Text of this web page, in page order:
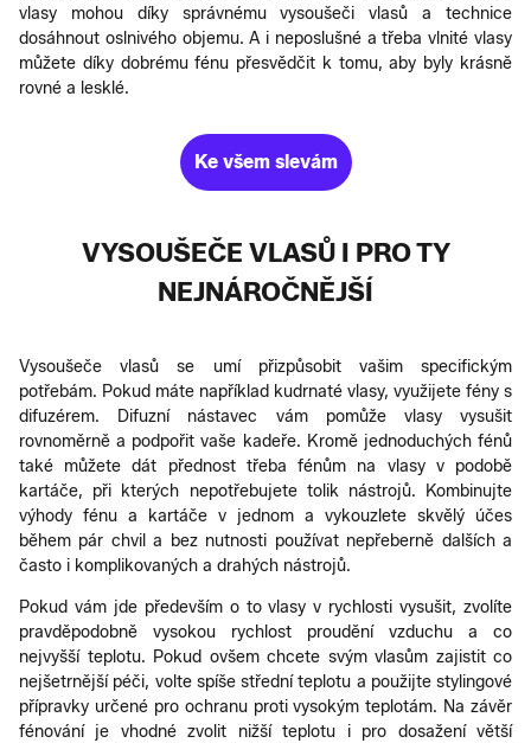
vlasy mohou díky správnému vysoušeči vlasů a technice
dosáhnout oslnivého objemu. A i neposlušné a třeba vlnité vlasy
můžete díky dobrému fénu přesvědčit k tomu, aby byly krásně
rovné a lesklé.
Ke všem slevám
VYSOUŠEČE VLASŮ I PRO TY
NEJNÁROČNĚJŠÍ
Vysoušeče vlasů se umí přizpůsobit vašim specifickým
potřebám. Pokud máte například kudrnaté vlasy, využijete fény s
difuzérem. Difuzní nástavec vám pomůže vlasy vysušit
rovnoměrně a podpořit vaše kadeře. Kromě jednoduchých fénů
také můžete dát přednost třeba fénům na vlasy v podobě
kartáče, při kterých nepotřebujete tolik nástrojů. Kombinujte
výhody fénu a kartáče v jednom a vykouzlete skvělý účes
během pár chvil a bez nutnosti používat nepřeberně dalších a
často i komplikovaných a drahých nástrojů.
Pokud vám jde především o to vlasy v rychlosti vysušit, zvolíte
pravděpodobně vysokou rychlost proudění vzduchu a co
nejvyšší teplotu. Pokud ovšem chcete svým vlasům zajistit co
nejšetrnější péči, volte spíše střední teplotu a použijte stylingové
přípravky určené pro ochranu proti vysokým teplotám. Na závěr
fénování je vhodné zvolit nižší teplotu i pro dosažení větší